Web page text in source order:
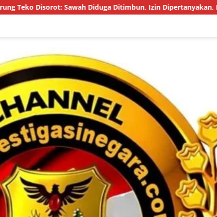
Diduga Ditimbun, Izin Dipertanyakan, Proyek Jalan